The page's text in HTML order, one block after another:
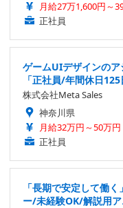
月給27万1,600円～
正社員
ゲームUIデザインの
「正社員/年間休日
株式会社Meta Sales
神奈川県
月給32万円～50万円
正社員
「長期で安定して働
ー/未経験OK/解説用